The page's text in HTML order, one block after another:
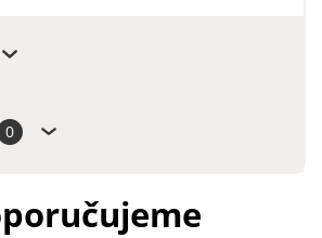
0